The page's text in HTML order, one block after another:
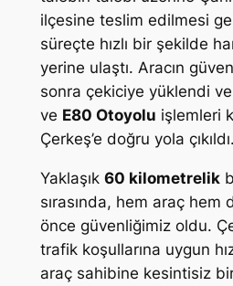
ilçesine teslim edilmesi
süreçte hızlı bir şekilde
yerine ulaştı. Aracın
sonra çekiciye yüklendi ve
ve E80 Otoyolu işlemleri
Çerkeş’e doğru yola çıkıldı.
Yaklaşık 60 kilometrelik
sırasında, hem araç hem
önce güvenliğimiz oldu.
trafik koşullarına uygun
araç sahibine kesintisiz